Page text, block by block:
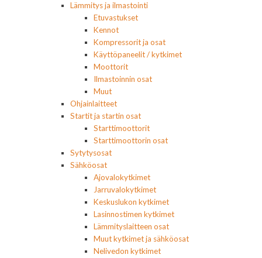
Lämmitys ja ilmastointi
Etuvastukset
Kennot
Kompressorit ja osat
Käyttöpaneelit / kytkimet
Moottorit
Ilmastoinnin osat
Muut
Ohjainlaitteet
Startit ja startin osat
Starttimoottorit
Starttimoottorin osat
Sytytysosat
Sähköosat
Ajovalokytkimet
Jarruvalokytkimet
Keskuslukon kytkimet
Lasinnostimen kytkimet
Lämmityslaitteen osat
Muut kytkimet ja sähköosat
Nelivedon kytkimet